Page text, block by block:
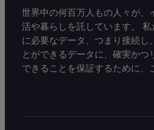
世界中の何百万人もの人々が、
活や暮らしを託しています。
に必要なデータ、つまり接続し
とができるデータに、確実かつ
できることを保証するために、